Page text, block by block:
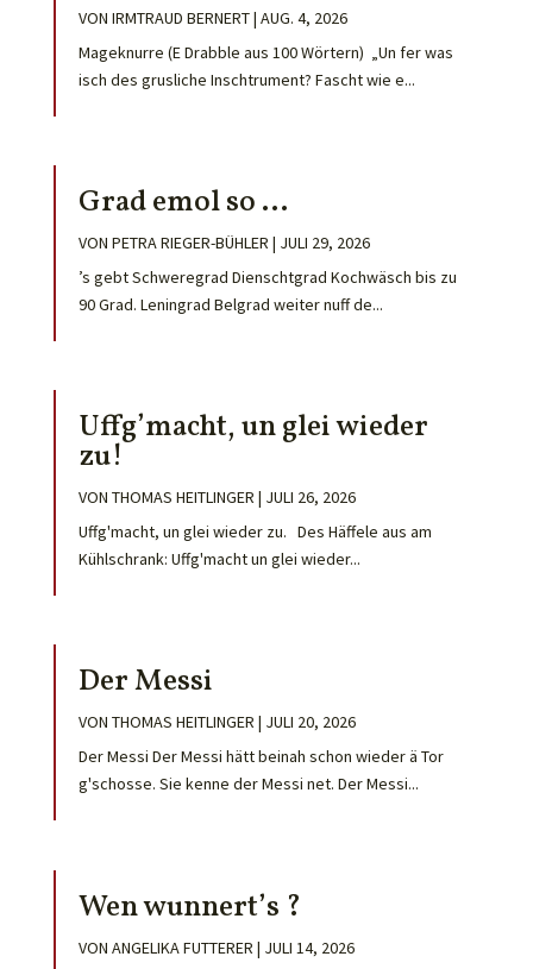
VON IRMTRAUD BERNERT| AUG. 4, 2026
Mageknurre (E Drabble aus 100 Wörtern) „Un fer was
isch des grusliche Inschtrument? Fascht wie e...
Grad emol so …
VON PETRA RIEGER-BÜHLER | JULI 29, 2026
’s gebt Schweregrad Dienschtgrad Kochwäsch bis zu
90 Grad. Leningrad Belgrad weiter nuff de...
Uffg’macht, un glei wieder
zu!
VON THOMAS HEITLINGER | JULI 26, 2026
Uffg'macht, un glei wieder zu. Des Häffele aus am
Kühlschrank: Uffg'macht un glei wieder...
Der Messi
VON THOMAS HEITLINGER | JULI 20, 2026
Der Messi Der Messi hätt beinah schon wieder ä Tor
g'schosse. Sie kenne der Messi net. Der Messi...
Wen wunnert’s ?
VON ANGELIKA FUTTERER | JULI 14, 2026